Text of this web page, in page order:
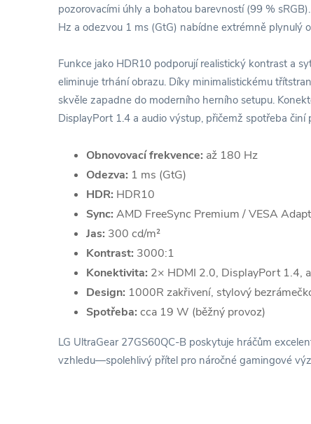
pozorovacími úhly a bohatou barevností (99 %
Hz a odezvou 1 ms (GtG) nabídne extrémně plynulý
Funkce jako HDR10 podporují realistický kontrast a
eliminuje trhání obrazu. Díky minimalistickému
skvěle zapadne do moderního herního setupu.
DisplayPort 1.4 a audio výstup, přičemž spotřeba
Obnovovací frekvence: až 180 Hz
Odezva: 1 ms (GtG)
HDR: HDR10
Sync: AMD FreeSync Premium / VESA
Jas: 300 cd/m²
Kontrast: 3000:1
Konektivita: 2× HDMI 2.0, DisplayPort 1.4,
Design: 1000R zakřivení, stylový
Spotřeba: cca 19 W (běžný provoz)
LG UltraGear 27GS60QC-B poskytuje hráčům
vzhledu—spolehlivý přítel pro náročné gamingové